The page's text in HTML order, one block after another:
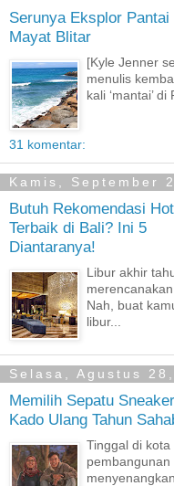
Serunya Eksplor Pantai
Mayat Blitar
[Kyle Jenner
menulis
kali ‘mantai’
31 komentar:
Kamis, September
Butuh Rekomendasi
Terbaik di Bali? Ini 5
Diantaranya!
Libur akhir
Nah, buat
libur...
Selasa, Agustus
Memilih Sepatu
Kado Ulang Tahun
Tinggal di